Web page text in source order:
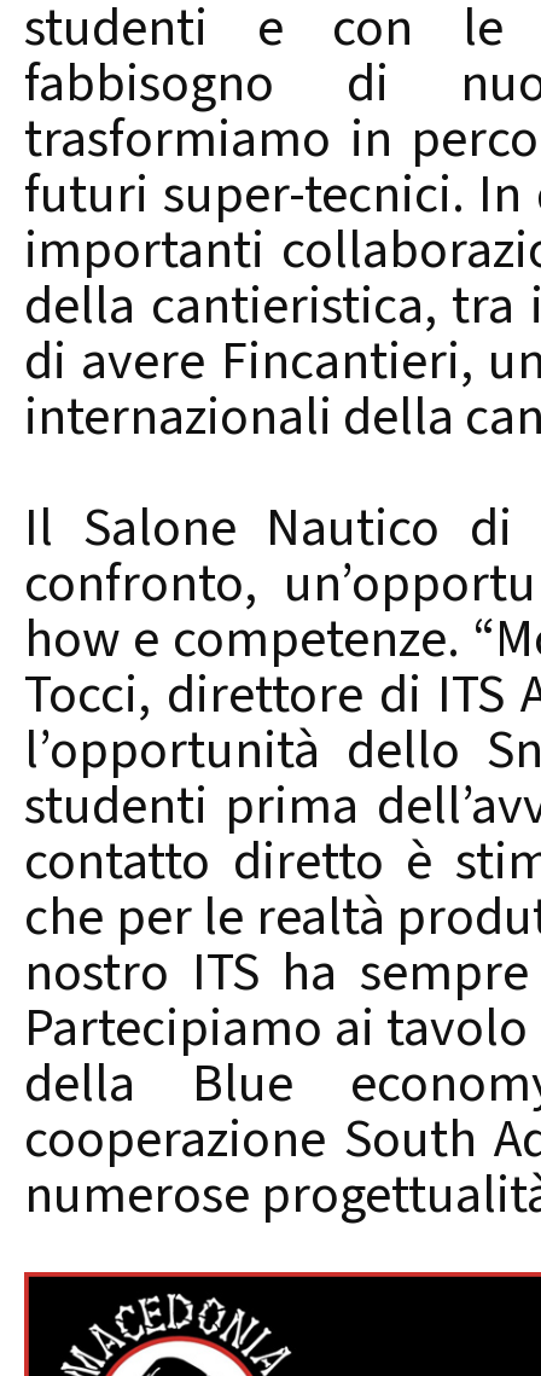
studenti e con le
fabbisogno di
trasformiamo in
futuri super-tecnici.
importanti
della cantieristica,
di avere Fincantieri,
internazionali della
Il Salone Nautico di
confronto,
how e competenze.
Tocci, direttore di ITS
l’opportunità dello
studenti prima
contatto diretto è
che per le realtà
nostro ITS ha
Partecipiamo ai
della Blue
cooperazione South
numerose